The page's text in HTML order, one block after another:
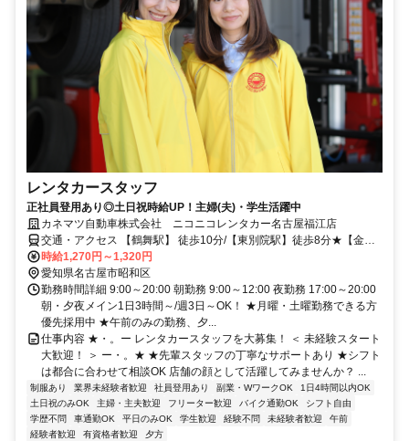
レンタカースタッフ
正社員登用あり◎土日祝時給UP！主婦(夫)・学生活躍中
カネマツ自動車株式会社 ニコニコレンタカー名古屋福江店
交通・アクセス 【鶴舞駅】 徒歩10分/【東別院駅】徒歩8分★【金山
駅】徒歩18分★車・バイク通勤OK！
時給1,270円～1,320円
愛知県名古屋市昭和区
勤務時間詳細 9:00～20:00 朝勤務 9:00～12:00 夜勤務 17:00～20:00
朝・夕夜メイン1日3時間～/週3日～OK！ ★月曜・土曜勤務できる方
優先採用中 ★午前のみの勤務、夕...
仕事内容 ★・。ー レンタカースタッフを大募集！ ＜ 未経験スタート
大歓迎！ ＞ ー・。★ ★先輩スタッフの丁寧なサポートあり ★シフト
は都合に合わせて相談OK 店舗の顔として活躍してみませんか？ ...
制服あり 業界未経験者歓迎 社員登用あり 副業・WワークOK
1日4時間以内OK
土日祝のみOK
主婦・主夫歓迎 フリーター歓迎 バイク通勤OK
シフト自由
学歴不問
車通勤OK 平日のみOK 学生歓迎 経験不問 未経験者歓迎
午前
経験者歓迎
有資格者歓迎 夕方